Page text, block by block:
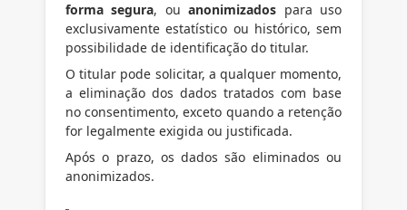
forma segura, ouanonimizados para uso
exclusivamente estatístico ou histórico, sem
possibilidade de identificação do titular.
O titular pode solicitar, a qualquer momento,
a eliminação dos dados tratados com base
no consentimento, exceto quando a retenção
for legalmente exigida ou justificada.
Após o prazo, os dados são eliminados ou
anonimizados.